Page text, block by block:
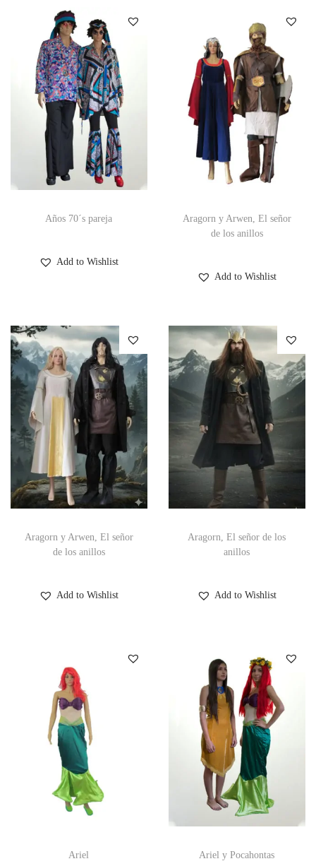
Años 70´s pareja
Add to Wishlist
Aragorn y Arwen, El señor
de los anillos
Add to Wishlist
Aragorn y Arwen, El señor
de los anillos
Add to Wishlist
Aragorn, El señor de los
anillos
Add to Wishlist
Ariel Ariel y Pocahontas